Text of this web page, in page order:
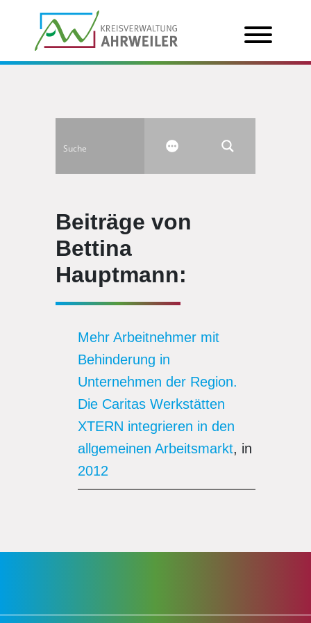
Beiträge von
Bettina
Hauptmann:
Mehr Arbeitnehmer mit
Behinderung in
Unternehmen der Region.
Die Caritas Werkstätten
XTERN integrieren in den
allgemeinen Arbeitsmarkt, in
2012